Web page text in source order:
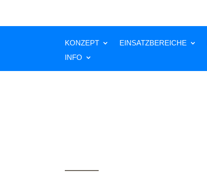
KONZEPT EINSATZBEREICHE
INFO